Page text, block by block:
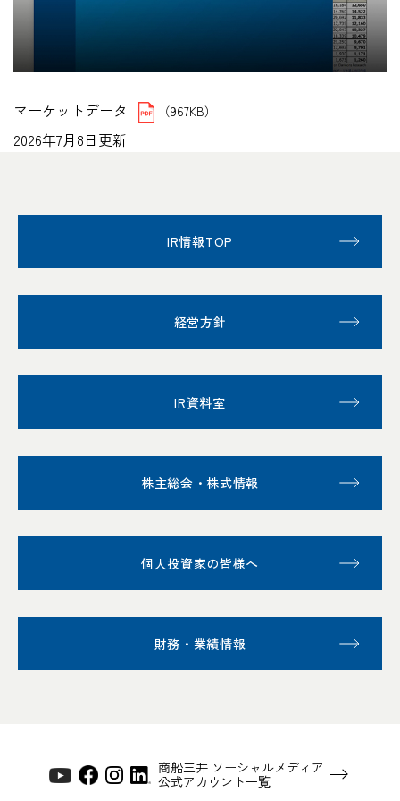
マーケットデータ （967KB）
2026年7月8日更新
IR情報TOP
経営方針
IR資料室
株主総会・株式情報
個人投資家の皆様へ
財務・業績情報
商船三井 ソーシャルメディア
公式アカウント一覧